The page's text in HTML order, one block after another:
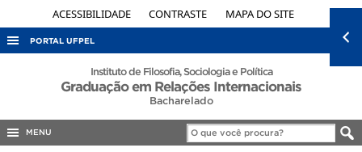
ACESSIBILIDADE CONTRASTE MAPA DO SITE
PORTAL UFPEL
ACESSO À INFORMAÇÃOInstituto de Filosofia, Sociologia e Política
Graduação em Relações Internacionais
Bacharelado
MENU